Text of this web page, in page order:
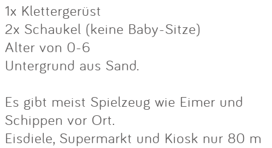
1x Klettergerüst
2x Schaukel (keine Baby-Sitze)
Alter von 0-6
Untergrund aus Sand.
Es gibt meist Spielzeug wie Eimer und
Schippen vor Ort.
Eisdiele, Supermarkt und Kiosk nur 80 m